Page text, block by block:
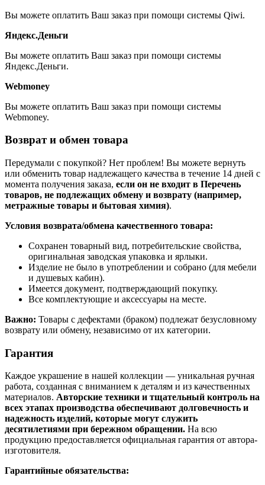
Вы можете оплатить Ваш заказ при помощи системы Qiwi.
Яндекс.Деньги
Вы можете оплатить Ваш заказ при помощи системы
Яндекс.Деньги.
Webmoney
Вы можете оплатить Ваш заказ при помощи системы
Webmoney.
Возврат и обмен товара
Передумали с покупкой? Нет проблем! Вы можете вернуть
или обменить товар надлежащего качества в течение 14 дней с
момента получения заказа, если он не входит в Перечень
товаров, не подлежащих обмену и возврату (например,
метражные товары и бытовая химия).
Условия возврата/обмена качественного товара:
Сохранен товарный вид, потребительские свойства,
оригинальная заводская упаковка и ярлыки.
Изделие не было в употреблении и собрано (для мебели
и душевых кабин).
Имеется документ, подтверждающий покупку.
Все комплектующие и аксессуары на месте.
Важно: Товары с дефектами (браком) подлежат безусловному
возврату или обмену, независимо от их категории.
Гарантия
Каждое украшение в нашей коллекции — уникальная ручная
работа, созданная с вниманием к деталям и из качественных
материалов. Авторские техники и тщательный контроль на
всех этапах производства обеспечивают долговечность и
надежность изделий, которые могут служить
десятилетиями при бережном обращении. На всю
продукцию предоставляется официальная гарантия от автора-
изготовителя.
Гарантийные обязательства: